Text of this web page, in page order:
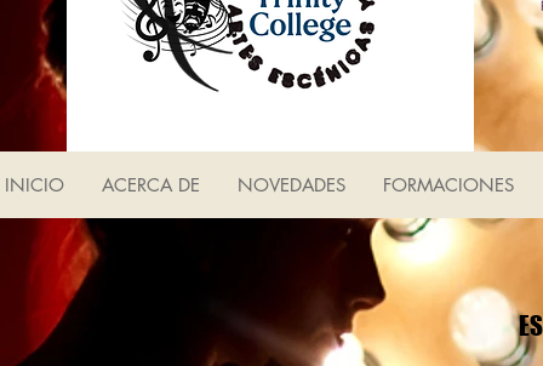
INICIO ACERCA DE NOVEDADES FORMACIONES